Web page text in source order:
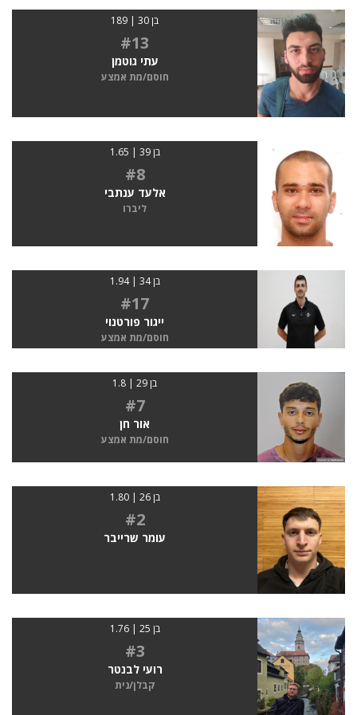
בן 30 | 189
#13
עתי גוטמן
חוסם/מת אמצע
בן 39 | 1.65
#8
אלעד ענתבי
ליברו
בן 34 | 1.94
#17
ייגור פורטנוי
חוסם/מת אמצע
בן 29 | 1.8
#7
אור חן
חוסם/מת אמצע
בן 26 | 1.80
#2
עומר שרייבר
בן 25 | 1.76
#3
רועי לבנטר
קבלן/נית